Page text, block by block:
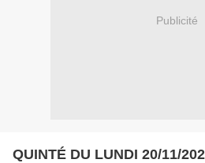
Publicité
QUINTÉ DU LUNDI 20/11/